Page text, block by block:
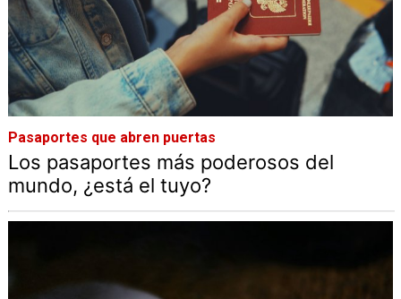
Pasaportes que abren puertas
Los pasaportes más poderosos del
mundo, ¿está el tuyo?